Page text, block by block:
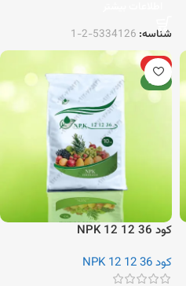
شناسه: 5334126-2-1
ویژه
جدید
کود NPK 12 12 36
کود NPK 12 12 36